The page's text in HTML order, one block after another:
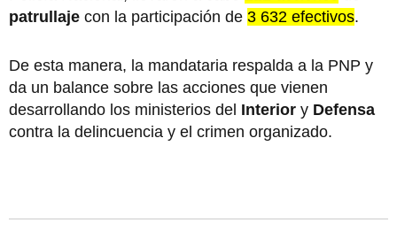
patrullaje con la participación de 3 632 efectivos.
De esta manera, la mandataria respalda a la PNP y
da un balance sobre las acciones que vienen
desarrollando los ministerios del Interior y Defensa
contra la delincuencia y el crimen organizado.